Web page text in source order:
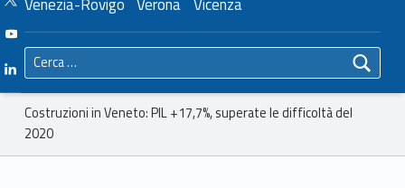
Youtube Unioncamere Veneto
Linkedin Unioncamere Veneto
Ricerca per:
Breadcrumbs navigation
Costruzioni in Veneto: PIL +17,7%, superate le difficoltà del
2020